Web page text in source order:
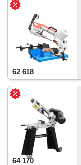
62 618
64 170